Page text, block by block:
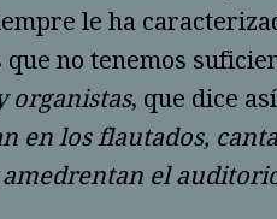
le ha
no tenemos
organistas, que dice
en los flautados,
el